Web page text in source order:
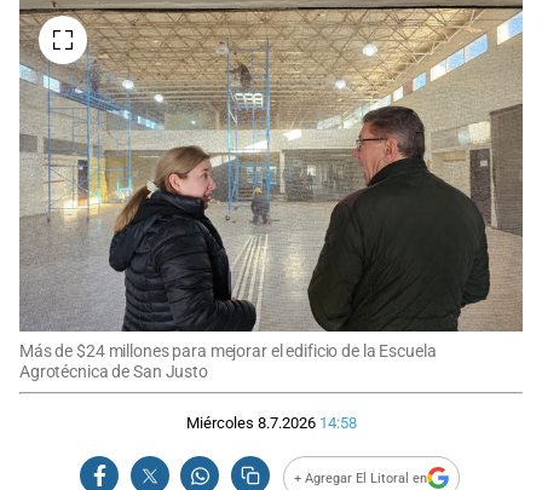
Más de $24 millones para mejorar el edificio de la Escuela
Agrotécnica de San Justo
Miércoles 8.7.2026 14:58
+ Agregar El Litoral en